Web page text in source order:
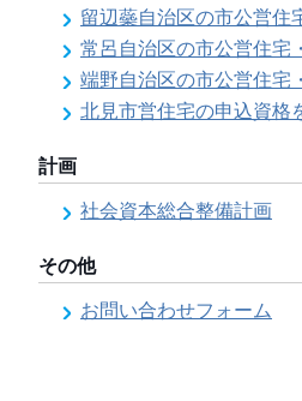
留辺蘂自治区の市公営住
常呂自治区の市公営住宅
端野自治区の市公営住宅
北見市営住宅の申込資格
計画
社会資本総合整備計画
その他
お問い合わせフォーム